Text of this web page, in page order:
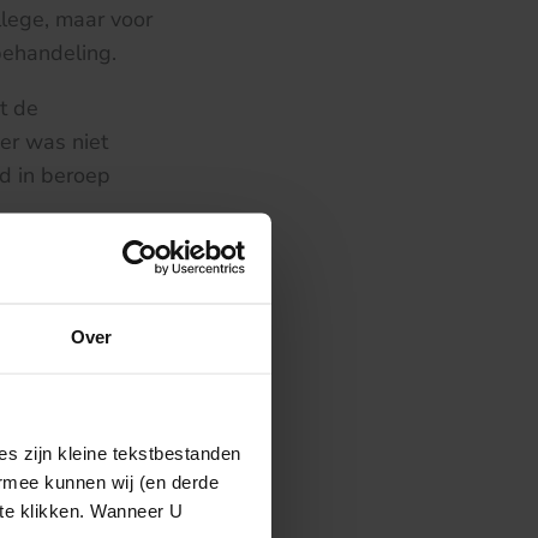
Over
zijn kleine tekstbestanden
kunnen wij (en derde
klikken. Wanneer U
maar voor
de
was niet
in beroep
lering die uit